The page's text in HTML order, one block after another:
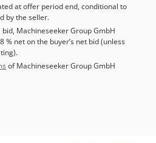
at offer period end, conditional to
by the seller.
Machineseeker Group GmbH
% net on the buyer’s net bid (unless
of Machineseeker Group GmbH